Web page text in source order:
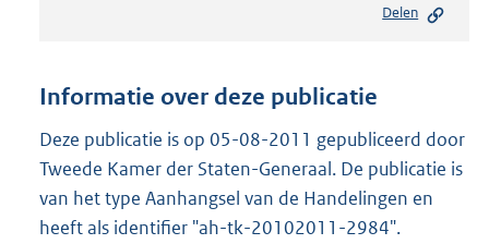
n
s
r
o
o
Delen
Informatie over deze publicatie
Deze publicatie is op 05-08-2011 gepubliceerd door
Tweede Kamer der Staten-Generaal. De publicatie is
van het type Aanhangsel van de Handelingen en
heeft als identifier "ah-tk-20102011-2984".